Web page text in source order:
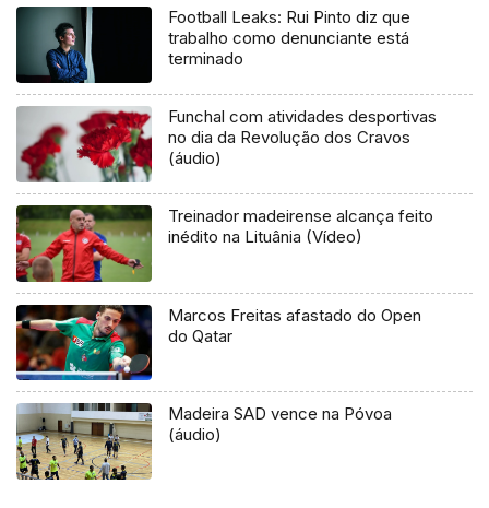
Football Leaks: Rui Pinto diz que
trabalho como denunciante está
terminado
Funchal com atividades desportivas
no dia da Revolução dos Cravos
(áudio)
Treinador madeirense alcança feito
inédito na Lituânia (Vídeo)
Marcos Freitas afastado do Open
do Qatar
Madeira SAD vence na Póvoa
(áudio)